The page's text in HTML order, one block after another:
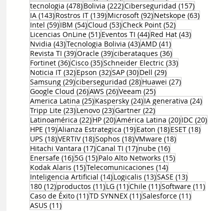
tecnologia (478)478 entradas
Bolivia (222)222 entradas
Ciberseguridad (157)157
IA (143)143 entradas
Rostros IT (139)139 entradas
Microsoft (92)92 entradas
Netskope (63)63
Intel (59)59 entradas
IBM (54)54 entradas
Cloud (53)53 entradas
Check Point (52)52 entradas
Licencias OnLine (51)51 entradas
Eventos TI (44)44 entradas
Red Hat (43)43
Nvidia (43)43 entradas
Tecnologia Bolivia (43)43 entradas
AMD (41)41 entradas
Revista TI (39)39 entradas
Oracle (39)39 entradas
ciberataques (36)36 entradas
Fortinet (36)36 entradas
Cisco (35)35 entradas
Schneider Electric (33)33 entradas
Noticia IT (32)32 entradas
Epson (32)32 entradas
SAP (30)30 entradas
Dell (29)29 entradas
Samsung (29)29 entradas
ciberseguridad (28)28 entradas
Huawei (27)27 entradas
Google Cloud (26)26 entradas
AWS (26)26 entradas
Veeam (25)25 entradas
America Latina (25)25 entradas
Kaspersky (24)24 entradas
IA generativa (24)24
Tripp Lite (23)23 entradas
Lenovo (23)23 entradas
Gartner (22)22 entradas
Latinoamérica (22)22 entradas
HP (20)20 entradas
América Latina (20)20 entradas
IDC (20)20
HPE (19)19 entradas
Alianza Estrategica (19)19 entradas
Eaton (18)18 entradas
ESET (18)18
UPS (18)18 entradas
VERTIV (18)18 entradas
Sophos (18)18 entradas
VMware (18)18 entradas
Hitachi Vantara (17)17 entradas
Canal TI (17)17 entradas
nube (16)16 entradas
Enersafe (16)16 entradas
5G (15)15 entradas
Palo Alto Networks (15)15 entradas
Kodak Alaris (15)15 entradas
Telecomunicaciones (14)14 entradas
Inteligencia Artificial (14)14 entradas
Logicalis (13)13 entradas
SASE (13)13
180 (12)12 entradas
productos (11)11 entradas
LG (11)11 entradas
Chile (11)11 entradas
Software (11)11
Caso de Éxito (11)11 entradas
TD SYNNEX (11)11 entradas
Salesforce (11)11
ASUS (11)11 entradas